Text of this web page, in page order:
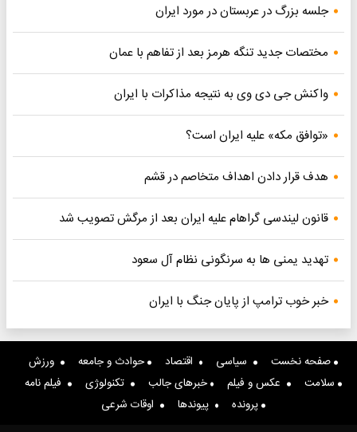
جلسه بزرگ در عربستان در مورد ایران
مختصات جدید تنگه هرمز بعد از تفاهم با عمان
واکنش جی دی وی به نتیجه مذاکرات با ایران
«توافق مکه» علیه ایران است؟
هدف قرار دادن اهداف متخاصم در قشم
قانون لیندسی گراهام علیه ایران بعد از مرگش تصویب شد
تهدید یمنی ها به سرنگونی نظام آل سعود
خبر خوب ترامپ از پایان جنگ با ایران
صفحه نخست سیاسی اقتصاد حوادث و جامعه
ورزش
سلامت
عکس و فیلم خبرهای جالب تکنولوژی
فیلم نامه
پرونده
پیوندها اوقات شرعی